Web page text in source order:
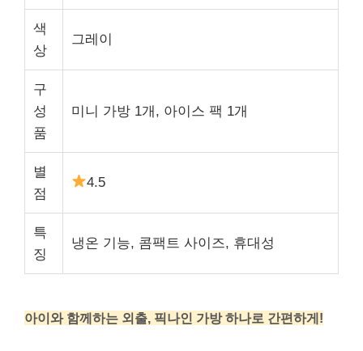
색
상
그레이
구
성
품
미니 가방 1개, 아이스 팩 1개
별
점
4.5
특
징
냉온 기능, 콤팩트 사이즈, 휴대성
아이와 함께하는 외출, 픽나인 가방 하나로 간편하게!